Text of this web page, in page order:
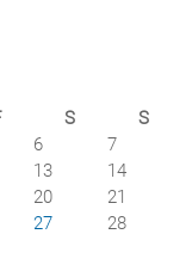
S
S
6
7
13
14
20
21
27
28